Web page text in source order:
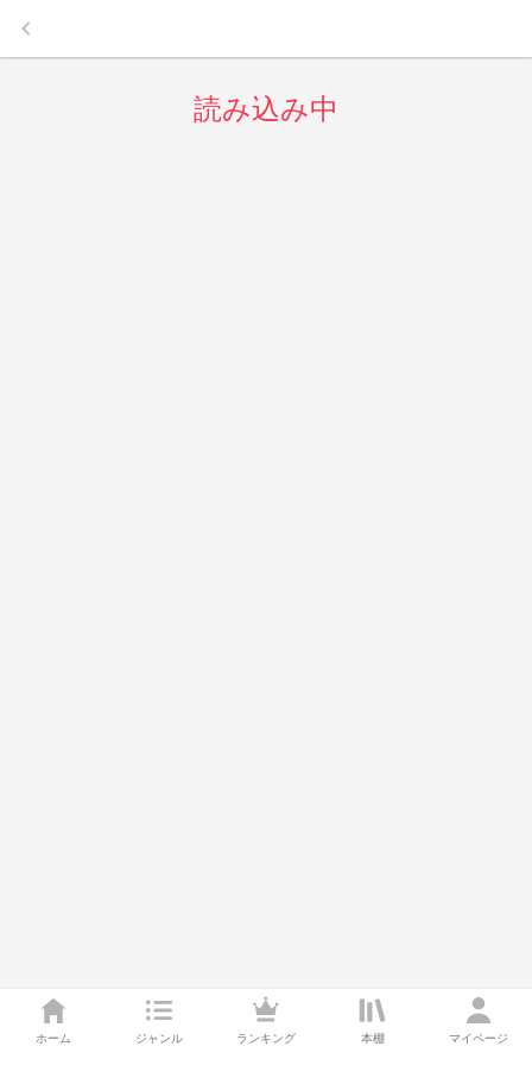
ホーム ジャンル ランキング 本棚 マイページ
keyboard_arrow_left
読み込み中